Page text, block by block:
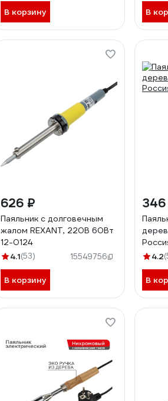
В корзину В
626 ₽
Паяльник с долговечным
жалом REXANT, 220В 60Вт
12-0124
4.1(53) 15549756
В корзину
4.2
В